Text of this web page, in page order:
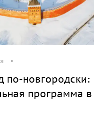
по-новгородски:
программа